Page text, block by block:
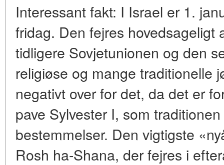
Interessant fakt: I Israel er 1.
fridag. Den fejres hovedsageligt
tidligere Sovjetunionen og den
religiøse og mange traditionelle
negativt over for det, da det er
pave Sylvester I, som
bestemmelser. Den vigtigste
Rosh ha-Shana, der fejres i